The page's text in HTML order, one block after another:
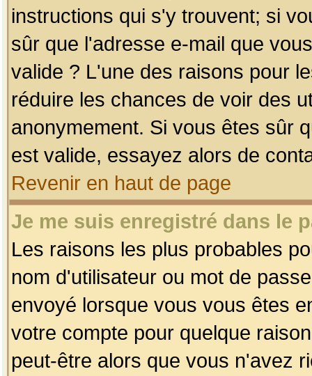
instructions qui s'y trouvent; si
sûr que l'adresse e-mail que
valide ? L'une des raisons pour
réduire les chances de voir des
anonymement. Si vous êtes sûr
est valide, essayez alors de
Revenir en haut de page
Je me suis enregistré dans le
Les raisons les plus probables
nom d'utilisateur ou mot de
envoyé lorsque vous vous êtes
votre compte pour quelque
peut-être alors que vous n'avez